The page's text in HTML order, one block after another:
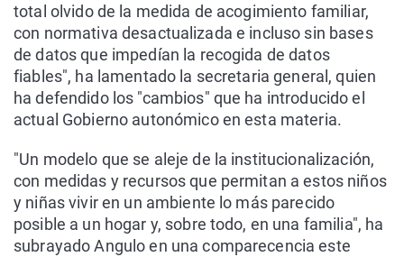
total olvido de la medida de acogimiento familiar,
con normativa desactualizada e incluso sin bases
de datos que impedían la recogida de datos
fiables", ha lamentado la secretaria general, quien
ha defendido los "cambios" que ha introducido el
actual Gobierno autonómico en esta materia.
"Un modelo que se aleje de la institucionalización,
con medidas y recursos que permitan a estos niños
y niñas vivir en un ambiente lo más parecido
posible a un hogar y, sobre todo, en una familia", ha
subrayado Angulo en una comparecencia este